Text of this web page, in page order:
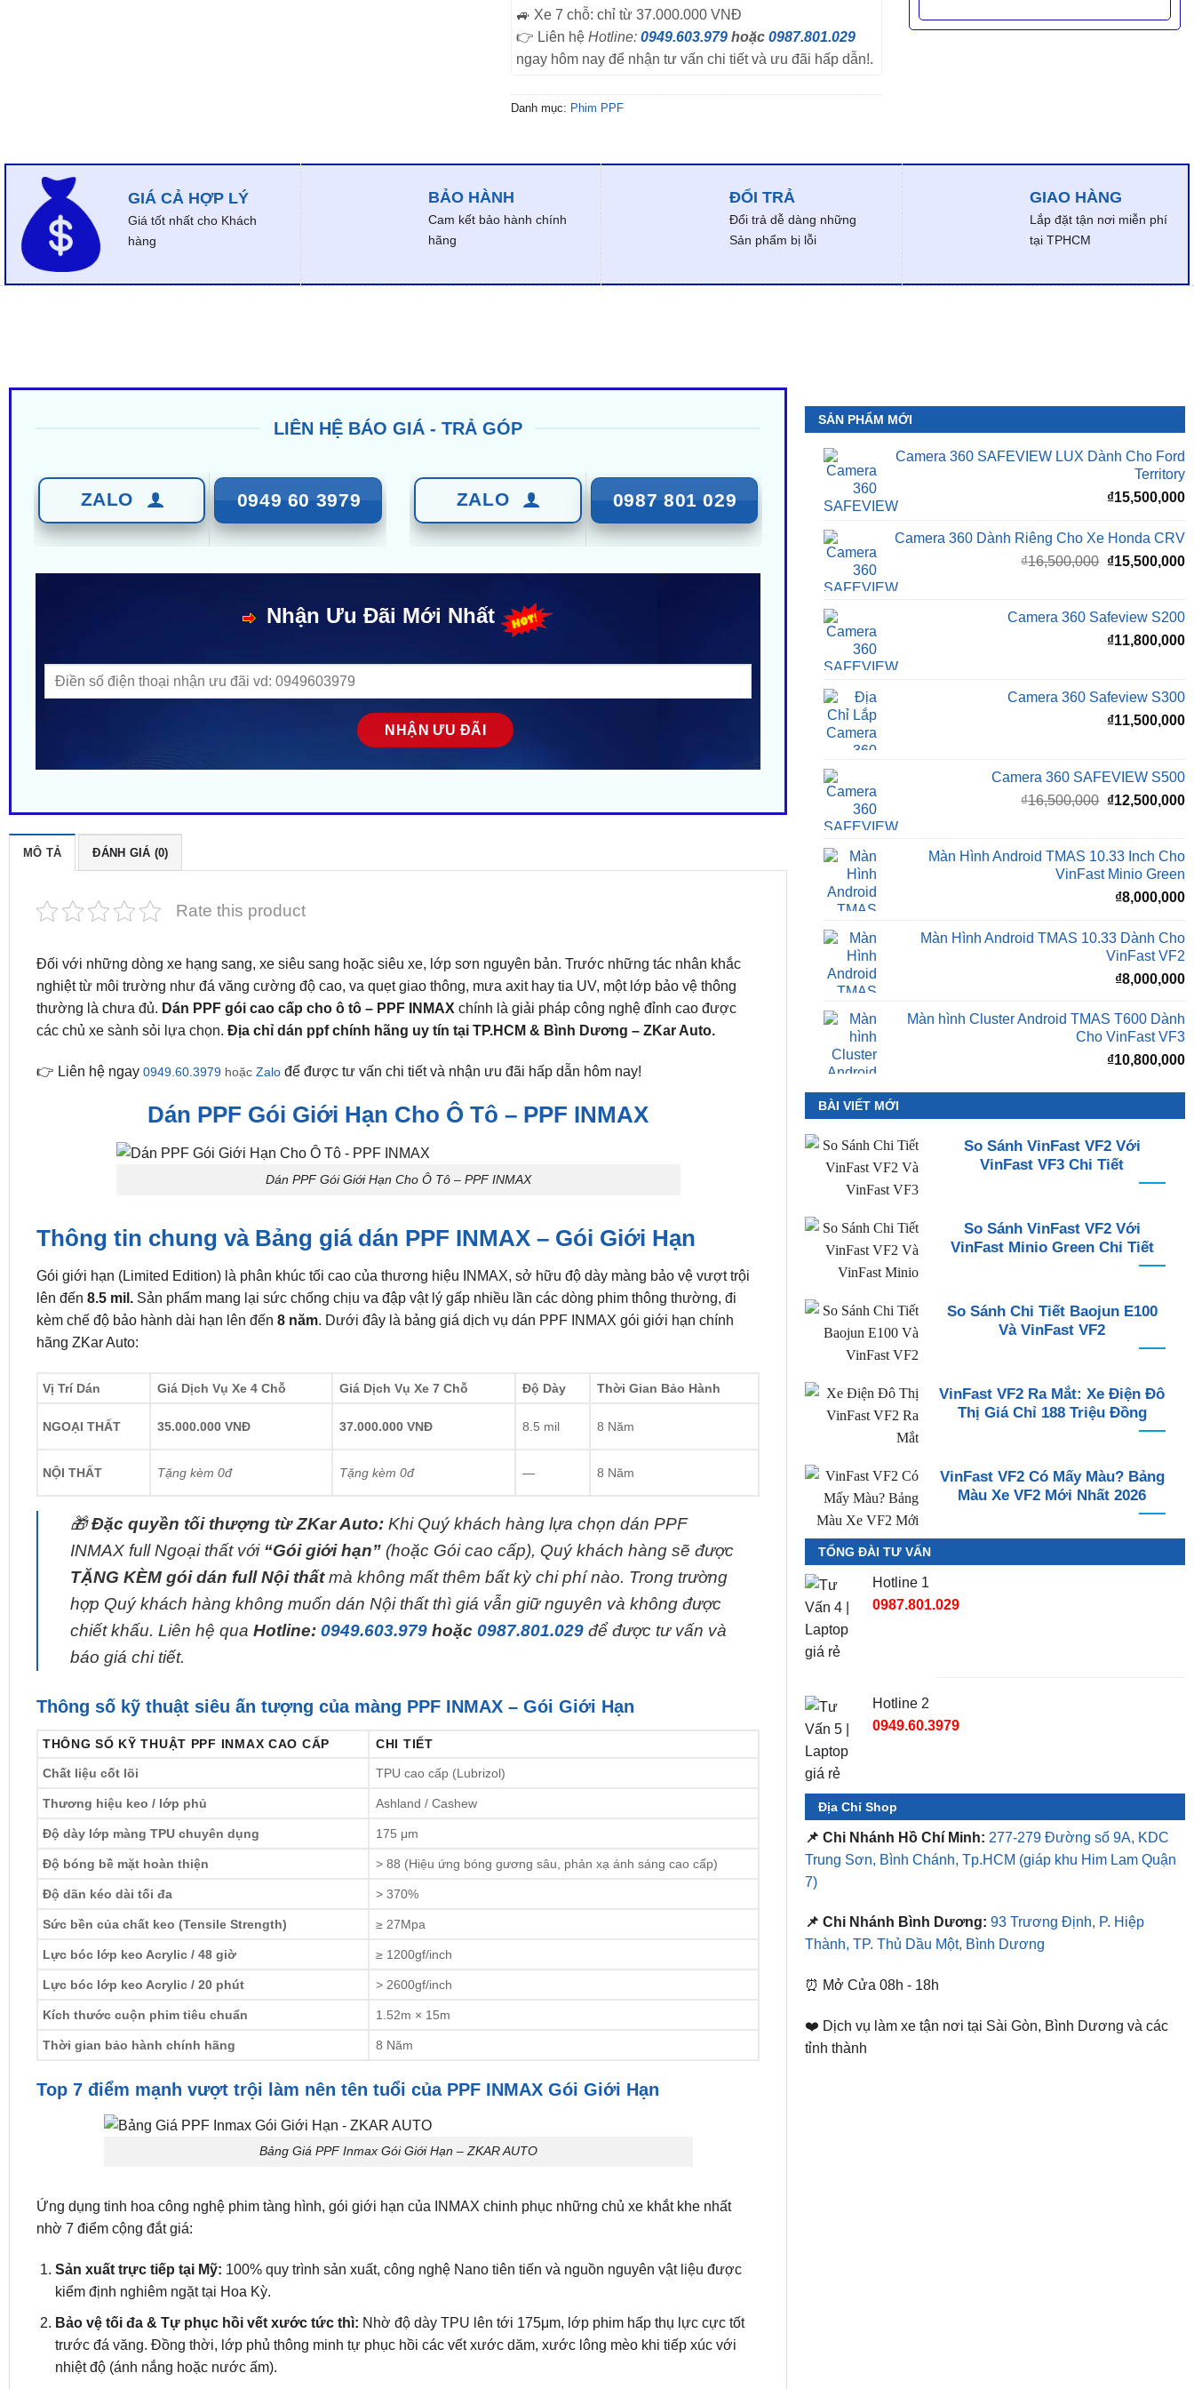
🚙 Xe 7 chỗ: chỉ từ 37.000.000 VNĐ
👉 Liên hệ Hotline: 0949.603.979 hoặc 0987.801.029
ngay hôm nay để nhận tư vấn chi tiết và ưu đãi hấp dẫn!.
Danh mục: Phim PPF
GIÁ CẢ HỢP LÝ
Giá tốt nhất cho Khách
hàng
BẢO HÀNH
Cam kết bảo hành chính
hãng
ĐỔI TRẢ
Đổi trả dễ dàng những
Sản phẩm bị lỗi
GIAO HÀNG
Lắp đặt tận nơi miễn phí
tại TPHCM
LIÊN HỆ BÁO GIÁ - TRẢ GÓP
ZALO 0949 60 3979 ZALO 0987 801 029
Nhận Ưu Đãi Mới Nhất
MÔ TẢ ĐÁNH GIÁ (0)
Rate this product
Đối với những dòng xe hạng sang, xe siêu sang hoặc siêu xe, lớp sơn nguyên bản. Trước những tác nhân khắc
nghiệt từ môi trường như đá văng cường độ cao, va quẹt giao thông, mưa axit hay tia UV, một lớp bảo vệ thông
thường là chưa đủ. Dán PPF gói cao cấp cho ô tô – PPF INMAX chính là giải pháp công nghệ đỉnh cao được
các chủ xe sành sỏi lựa chọn. Địa chỉ dán ppf chính hãng uy tín tại TP.HCM & Bình Dương – ZKar Auto.
👉 Liên hệ ngay 0949.60.3979hoặc Zalođể được tư vấn chi tiết và nhận ưu đãi hấp dẫn hôm nay!
Dán PPF Gói Giới Hạn Cho Ô Tô – PPF INMAX
Dán PPF Gói Giới Hạn Cho Ô Tô – PPF INMAX
Thông tin chung và Bảng giá dán PPF INMAX – Gói Giới Hạn
Gói giới hạn (Limited Edition) là phân khúc tối cao của thương hiệu INMAX, sở hữu độ dày màng bảo vệ vượt trội
lên đến 8.5 mil.Sản phẩm mang lại sức chống chịu va đập vật lý gấp nhiều lần các dòng phim thông thường, đi
kèm chế độ bảo hành dài hạn lên đến 8 năm. Dưới đây là bảng giá dịch vụ dán PPF INMAX gói giới hạn chính
hãng ZKar Auto:
Vị Trí Dán Giá Dịch Vụ Xe 4 Chỗ Giá Dịch Vụ Xe 7 Chỗ Độ Dày Thời Gian Bảo Hành
NGOẠI THẤT 35.000.000 VNĐ 37.000.000 VNĐ 8.5 mil 8 Năm
NỘI THẤT Tặng kèm 0đ Tặng kèm 0đ — 8 Năm
🎁Đặc quyền tối thượng từ ZKar Auto: Khi Quý khách hàng lựa chọn dán PPF
INMAX full Ngoại thất với “Gói giới hạn” (hoặc Gói cao cấp), Quý khách hàng sẽ được
TẶNG KÈM gói dán full Nội thấtmà không mất thêm bất kỳ chi phí nào. Trong trường
hợp Quý khách hàng không muốn dán Nội thất thì giá vẫn giữ nguyên và không được
chiết khấu. Liên hệ qua Hotline: 0949.603.979hoặc 0987.801.029 để được tư vấn và
báo giá chi tiết.
Thông số kỹ thuật siêu ấn tượng của màng PPF INMAX – Gói Giới Hạn
THÔNG SỐ KỸ THUẬT PPF INMAX CAO CẤP CHI TIẾT
Chất liệu cốt lõi TPU cao cấp (Lubrizol)
Thương hiệu keo / lớp phủ Ashland / Cashew
Độ dày lớp màng TPU chuyên dụng 175 μm
Độ bóng bề mặt hoàn thiện > 88 (Hiệu ứng bóng gương sâu, phản xạ ánh sáng cao cấp)
Độ dãn kéo dài tối đa > 370%
Sức bền của chất keo (Tensile Strength) ≥ 27Mpa
Lực bóc lớp keo Acrylic / 48 giờ ≥ 1200gf/inch
Lực bóc lớp keo Acrylic / 20 phút > 2600gf/inch
Kích thước cuộn phim tiêu chuẩn 1.52m × 15m
Thời gian bảo hành chính hãng 8 Năm
Top 7 điểm mạnh vượt trội làm nên tên tuổi của PPF INMAX Gói Giới Hạn
Bảng Giá PPF Inmax Gói Giới Hạn – ZKAR AUTO
Ứng dụng tinh hoa công nghệ phim tàng hình, gói giới hạn của INMAX chinh phục những chủ xe khắt khe nhất
nhờ 7 điểm cộng đắt giá:
Sản xuất trực tiếp tại Mỹ: 100% quy trình sản xuất, công nghệ Nano tiên tiến và nguồn nguyên vật liệu được
kiểm định nghiêm ngặt tại Hoa Kỳ.
Bảo vệ tối đa & Tự phục hồi vết xước tức thì: Nhờ độ dày TPU lên tới 175μm, lớp phim hấp thụ lực cực tốt
trước đá văng. Đồng thời, lớp phủ thông minh tự phục hồi các vết xước dăm, xước lông mèo khi tiếp xúc với
nhiệt độ (ánh nắng hoặc nước ấm).
SẢN PHẨM MỚI
Camera 360 SAFEVIEW LUX Dành Cho Ford
Territory
₫15,500,000
Camera 360 Dành Riêng Cho Xe Honda CRV
₫16,500,000 Giá
₫16,500,000.
₫15,500,000
Camera 360 Safeview S200
₫11,800,000
Camera 360 Safeview S300
₫11,500,000
Camera 360 SAFEVIEW S500
₫16,500,000 Giá
₫16,500,000.
₫12,500,000
Màn Hình Android TMAS 10.33 Inch Cho
VinFast Minio Green
₫8,000,000
Màn Hình Android TMAS 10.33 Dành Cho
VinFast VF2
₫8,000,000
Màn hình Cluster Android TMAS T600 Dành
Cho VinFast VF3
₫10,800,000
BÀI VIẾT MỚI
So Sánh VinFast VF2 Với
VinFast VF3 Chi Tiết
So Sánh VinFast VF2 Với
VinFast Minio Green Chi Tiết
So Sánh Chi Tiết Baojun E100
Và VinFast VF2
VinFast VF2 Ra Mắt: Xe Điện Đô
Thị Giá Chỉ 188 Triệu Đồng
VinFast VF2 Có Mấy Màu? Bảng
Màu Xe VF2 Mới Nhất 2026
TỔNG ĐÀI TƯ VẤN
Hotline 1
0987.801.029
Hotline 2
0949.60.3979
Địa Chỉ Shop
📌 Chi Nhánh Hồ Chí Minh: 277-279 Đường số 9A, KDC
Trung Sơn, Bình Chánh, Tp.HCM (giáp khu Him Lam Quận
7)
📌 Chi Nhánh Bình Dương: 93 Trương Định, P. Hiệp
Thành, TP. Thủ Dầu Một, Bình Dương
⏰ Mở Cửa 08h - 18h
❤️ Dịch vụ làm xe tận nơi tại Sài Gòn, Bình Dương và các
tỉnh thành